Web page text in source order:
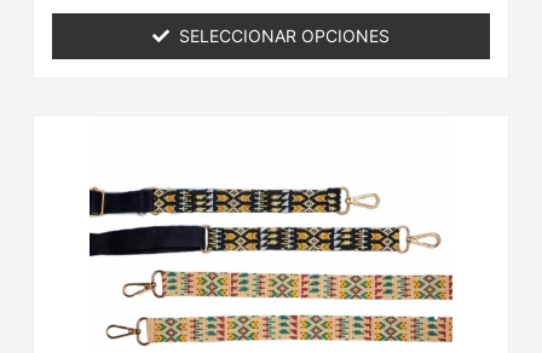
SELECCIONAR OPCIONES
múltiples
variantes.
opciones
se
pueden